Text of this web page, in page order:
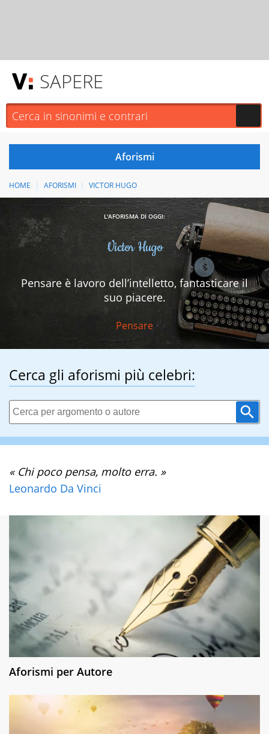
SAPERE
HOME AFORISMI VICTOR HUGO
L'AFORISMA DI OGGI:
Victor Hugo
Pensare è lavoro dell’intelletto, fantasticare il
suo piacere.
Pensare
Cerca gli aforismi più celebri:
« Chi poco pensa, molto erra. »
Leonardo Da Vinci
Aforismi per Autore